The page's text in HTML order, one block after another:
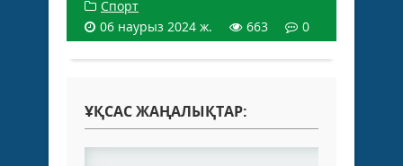
Спорт
06 наурыз 2024 ж.
663 0
ҰҚСАС ЖАҢАЛЫҚТАР: